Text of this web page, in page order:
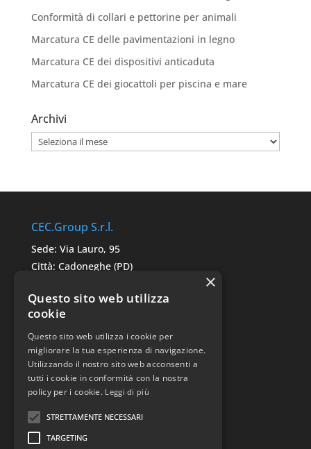
Conformità di collari e pettorine per animali
Marcatura CE delle pavimentazioni in legno
Marcatura CE dei dispositivi anticaduta
Marcatura CE dei giocattoli per piscina e mare
Archivi
Archivi
CEC.Group S.r.l.
Sede: Via Lauro, 95
Città: Cadoneghe (PD)
P.IVA: 05291680287
Link Utili
Sitemap
Privacy Police
×
Questo sito web utilizza
cookie
Questo sito web utilizza i cookie per
migliorare la tua esperienza di navigazione.
Utilizzando il nostro sito web acconsenti a
tutti i cookie in conformità con la nostra
policy per i cookie. Leggi di più
STRETTAMENTE NECESSARI
TARGETING